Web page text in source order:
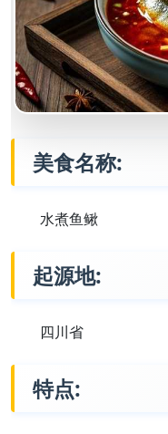
美食名称:
水煮鱼鳅
起源地:
四川省
特点: